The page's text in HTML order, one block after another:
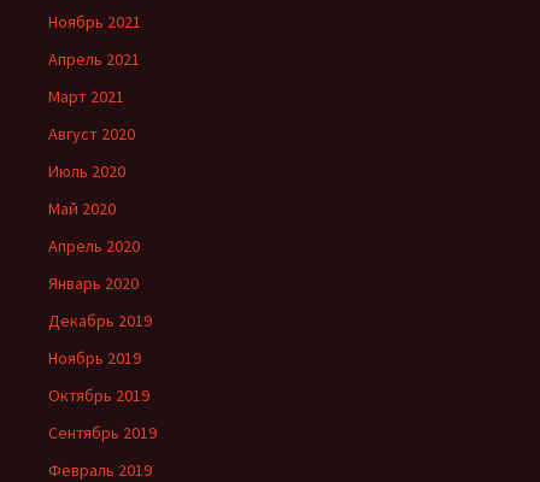
Ноябрь 2021
Апрель 2021
Март 2021
Август 2020
Июль 2020
Май 2020
Апрель 2020
Январь 2020
Декабрь 2019
Ноябрь 2019
Октябрь 2019
Сентябрь 2019
Февраль 2019